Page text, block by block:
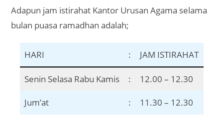
Adapun jam istirahat Kantor Urusan Agama selama
bulan puasa ramadhan adalah;
HARI : JAM ISTIRAHAT
Senin Selasa Rabu Kamis : 12.00 – 12.30
Jum’at : 11.30 – 12.30